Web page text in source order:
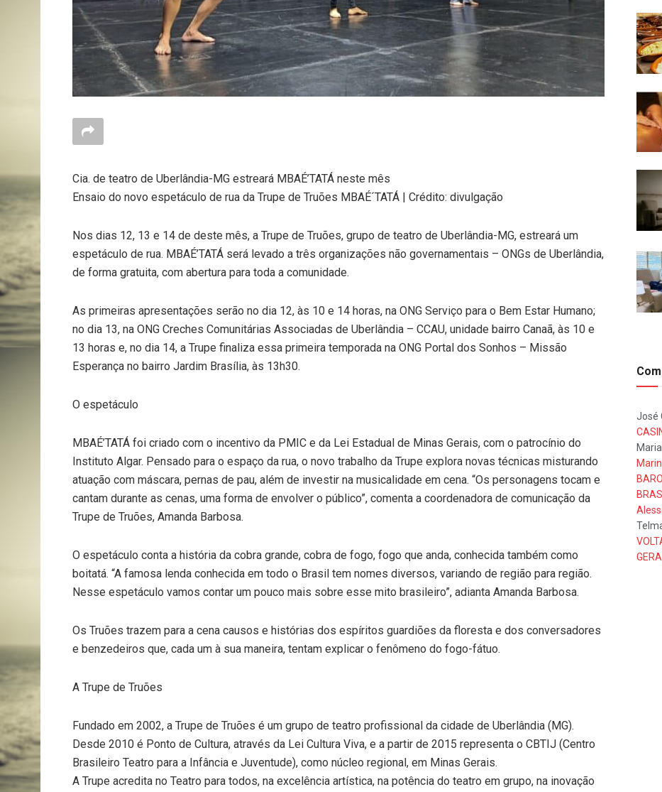
Cia. de teatro de Uberlândia-MG estreará MBAÉ’TATÁ neste mês
Ensaio do novo espetáculo de rua da Trupe de Truões MBAÉ´TATÁ | Crédito: divulgação
Nos dias 12, 13 e 14 de deste mês, a Trupe de Truões, grupo de teatro de Uberlândia-MG, estreará um
espetáculo de rua. MBAÉ’TATÁ será levado a três organizações não governamentais – ONGs de Uberlândia,
de forma gratuita, com abertura para toda a comunidade.
As primeiras apresentações serão no dia 12, às 10 e 14 horas, na ONG Serviço para o Bem Estar Humano;
no dia 13, na ONG Creches Comunitárias Associadas de Uberlândia – CCAU, unidade bairro Canaã, às 10 e
13 horas e, no dia 14, a Trupe finaliza essa primeira temporada na ONG Portal dos Sonhos – Missão
Esperança no bairro Jardim Brasília, às 13h30.
O espetáculo
MBAÉ’TATÁ foi criado com o incentivo da PMIC e da Lei Estadual de Minas Gerais, com o patrocínio do
Instituto Algar. Pensado para o espaço da rua, o novo trabalho da Trupe explora novas técnicas misturando
atuação com máscara, pernas de pau, além de investir na musicalidade em cena. “Os personagens tocam e
cantam durante as cenas, uma forma de envolver o público”, comenta a coordenadora de comunicação da
Trupe de Truões, Amanda Barbosa.
O espetáculo conta a história da cobra grande, cobra de fogo, fogo que anda, conhecida também como
boitatá. “A famosa lenda conhecida em todo o Brasil tem nomes diversos, variando de região para região.
Nesse espetáculo vamos contar um pouco mais sobre esse mito brasileiro”, adianta Amanda Barbosa.
Os Truões trazem para a cena causos e histórias dos espíritos guardiões da floresta e dos conversadores
e benzedeiros que, cada um à sua maneira, tentam explicar o fenômeno do fogo-fátuo.
A Trupe de Truões
Fundado em 2002, a Trupe de Truões é um grupo de teatro profissional da cidade de Uberlândia (MG).
Desde 2010 é Ponto de Cultura, através da Lei Cultura Viva, e a partir de 2015 representa o CBTIJ (Centro
Brasileiro Teatro para a Infância e Juventude), como núcleo regional, em Minas Gerais.
A Trupe acredita no Teatro para todos, na excelência artística, na potência do teatro em grupo, na inovação
José